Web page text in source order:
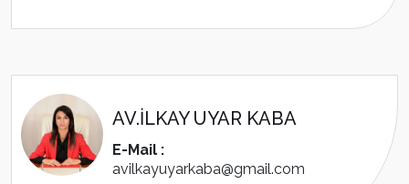
AV.İLKAY UYAR KABA
E-Mail :
avilkayuyarkaba@gmail.com